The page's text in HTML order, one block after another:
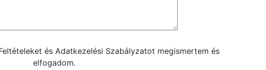
és Adatkezelési Szabályzatot megismertem és
elfogadom.